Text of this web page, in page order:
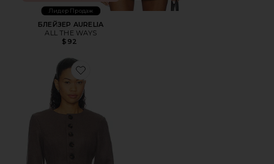
Лидер Продаж
БЛЕЙЗЕР AURELIA
ALL THE WAYS
$92
Favorite БЛЕЙЗЕР CALLEN